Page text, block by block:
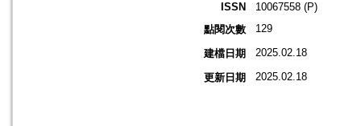
ISSN
10067558 (P)
點閱次數
129
建檔日期 2025.02.18
更新日期 2025.02.18